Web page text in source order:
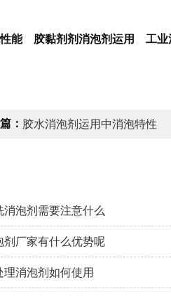
能 胶黏剂剂消泡剂运用 工业
： 胶水消泡剂运用中消泡特性
消泡剂需要注意什么
剂厂家有什么优势呢
理消泡剂如何使用